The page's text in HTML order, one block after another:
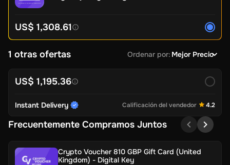
US$ 1,308.61
1 otras ofertas Ordenar por: Mejor Precio
US$ 1,195.36
Instant Delivery Calificación del vendedor 4.2
Frecuentemente Compramos Juntos
Crypto Voucher 810 GBP Gift Card (United
Kingdom) - Digital Key